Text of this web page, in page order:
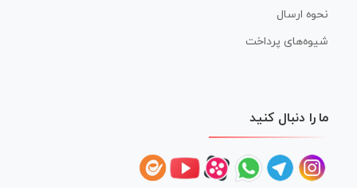
نحوه ارسال
شیوه‌های پرداخت
ما را دنبال کنید